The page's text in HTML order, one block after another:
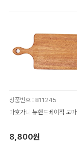
상품번호 : 811245
마호가니 뉴핸드베이직 도마
8,800원